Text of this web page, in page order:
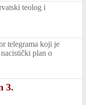
teolog i
telegrama koji je
plan o
3.